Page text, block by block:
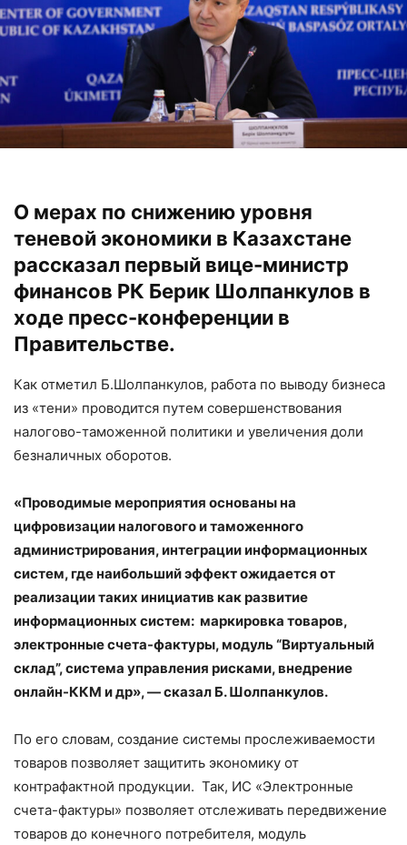
О мерах по снижению уровня
теневой экономики в Казахстане
рассказал первый вице-министр
финансов РК Берик Шолпанкулов в
ходе пресс-конференции в
Правительстве.
Как отметил Б.Шолпанкулов, работа по выводу бизнеса
из «тени» проводится путем совершенствования
налогово-таможенной политики и увеличения доли
безналичных оборотов.
«Проводимые мероприятия основаны на
цифровизации налогового и таможенного
администрирования, интеграции информационных
систем, где наибольший эффект ожидается от
реализации таких инициатив как развитие
информационных систем: маркировка товаров,
электронные счета-фактуры, модуль “Виртуальный
склад”, система управления рисками, внедрение
онлайн-ККМ и др», — сказал Б. Шолпанкулов.
По его словам, создание системы прослеживаемости
товаров позволяет защитить экономику от
контрафактной продукции. Так, ИС «Электронные
счета-фактуры» позволяет отслеживать передвижение
товаров до конечного потребителя, модуль